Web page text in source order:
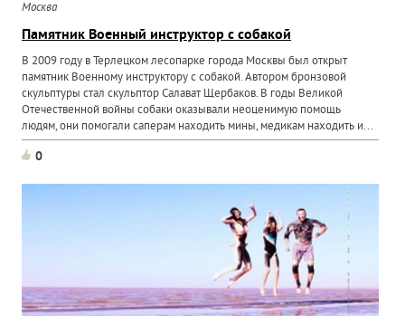
Москва
Памятник Военный инструктор с собакой
В 2009 году в Терлецком лесопарке города Москвы был открыт
памятник Военному инструктору с собакой. Автором бронзовой
скульптуры стал скульптор Салават Щербаков. В годы Великой
Отечественной войны собаки оказывали неоценимую помощь
людям, они помогали саперам находить мины, медикам находить и...
0